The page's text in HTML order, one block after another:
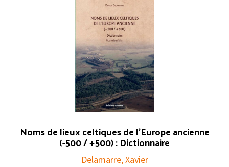
Noms de lieux celtiques de l’Europe ancienne
(-500 / +500) : Dictionnaire
Delamarre, Xavier